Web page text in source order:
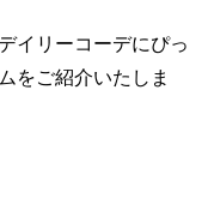
イリーコーデにぴっ
をご紹介いたしま